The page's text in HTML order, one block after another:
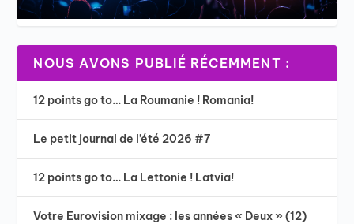
NOUS AVONS PUBLIÉ RÉCEMMENT :
12 points go to… La Roumanie ! Romania!
Le petit journal de l’été 2026 #7
12 points go to… La Lettonie ! Latvia!
Votre Eurovision mixage : les années « Deux » (12)